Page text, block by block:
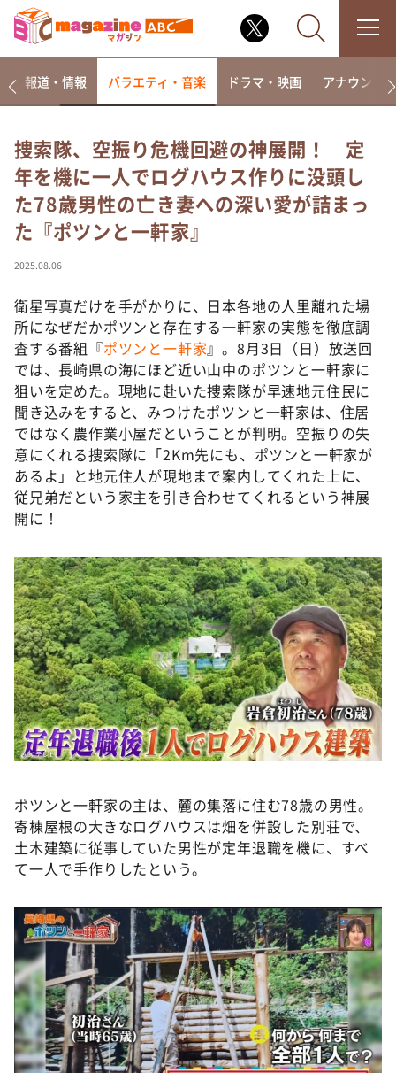
なるみ・岡村の過ぎるTV
相席食堂
これ余談なんですけど・・・
～人生密着トークバラエティ！～ やすとものいたっ
て真剣です
探偵！ナイトスクープ
news おかえり
河合＆A.B.C-Z塚田×福井アナ「なんでやねん！？」
（news おかえり）
DAIGOも台所 ～きょうの献立 何にする？～
本日はダイアンなり！シーズン２
朝だ！生です旅サラダ
教えて！ニュースライブ 正義のミカタ
新婚さんいらっしゃい！
ポツンと一軒家
ザキ山小屋本館
ぺこぱのまるスポ
アナ回覧板
報道・情報 バラエティ・音楽 ドラマ・映画 アナウンサー
捜索隊、空振り危機回避の神展開！ 定
年を機に一人でログハウス作りに没頭し
た78歳男性の亡き妻への深い愛が詰まっ
た『ポツンと一軒家』
2025.08.06
衛星写真だけを手がかりに、日本各地の人里離れた場
所になぜだかポツンと存在する一軒家の実態を徹底調
査する番組『ポツンと一軒家』。8月3日（日）放送回
では、長崎県の海にほど近い山中のポツンと一軒家に
狙いを定めた。現地に赴いた捜索隊が早速地元住民に
聞き込みをすると、みつけたポツンと一軒家は、住居
ではなく農作業小屋だということが判明。空振りの失
意にくれる捜索隊に「2Km先にも、ポツンと一軒家が
あるよ」と地元住人が現地まで案内してくれた上に、
従兄弟だという家主を引き合わせてくれるという神展
開に！
ポツンと一軒家の主は、麓の集落に住む78歳の男性。
寄棟屋根の大きなログハウスは畑を併設した別荘で、
土木建築に従事していた男性が定年退職を機に、すべ
て一人で手作りしたという。